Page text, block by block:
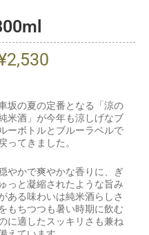
2,530
坂の夏の定番となる「涼の
米酒」が今年も涼しげなブ
ルーボトルとブルーラベルで
戻ってきました。
やかで爽やかな香りに、ぎ
ゅっと凝縮されたような旨み
ある味わいは純米酒らしさ
もちつつも暑い時期に飲む
に適したスッキリさも兼ね